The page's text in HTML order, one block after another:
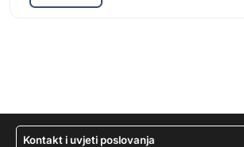
Kontakt i uvjeti poslovanja